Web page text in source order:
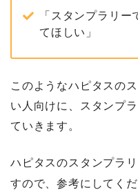
「スタンプラリ
てほしい」
このようなハピタスの
い人向けに、スタンプ
ていきます。
ハピタスのスタンプラ
すので、参考にしてくだ